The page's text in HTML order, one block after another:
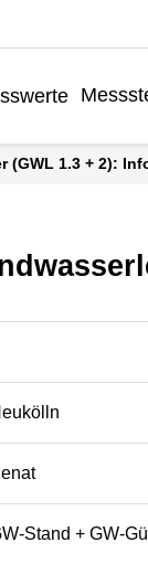
(GWL 1.3 + 2):
Stand + GW-